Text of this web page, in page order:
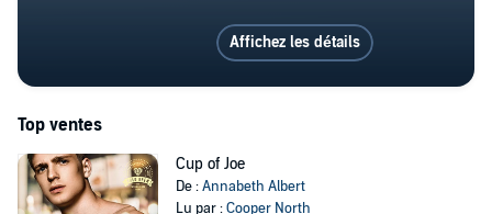
Affichez les détails
Top ventes
Cup of Joe
De :Annabeth Albert
Lu par :Cooper North